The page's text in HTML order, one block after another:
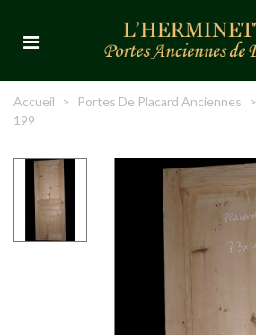
Accueil > Portes De Placard Anciennes >
199